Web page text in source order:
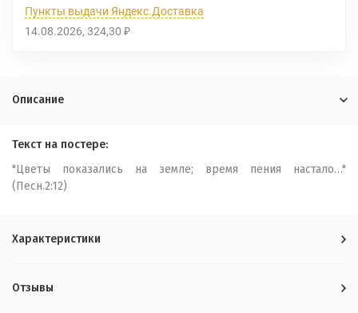
Пункты выдачи Яндекс.Доставка
14.08.2026 324,30 ₽
Описание
Текст на постере:
"Цветы показались на земле; время пения настало…"
(Песн.2:12)
Характеристики
Отзывы